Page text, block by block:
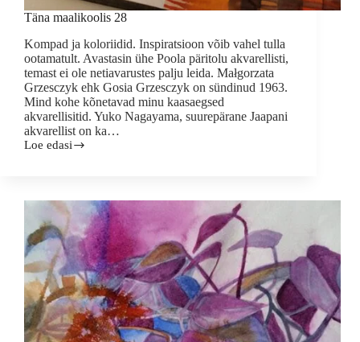
Täna maalikoolis 28
Kompad ja koloriidid. Inspiratsioon võib vahel tulla
ootamatult. Avastasin ühe Poola päritolu akvarellisti,
temast ei ole netiavarustes palju leida. Małgorzata
Grzesczyk ehk Gosia Grzesczyk on sündinud 1963.
Mind kohe kõnetavad minu kaasaegsed
akvarellisitid. Yuko Nagayama, suurepärane Jaapani
akvarellist on ka…
Loe edasi
Täna